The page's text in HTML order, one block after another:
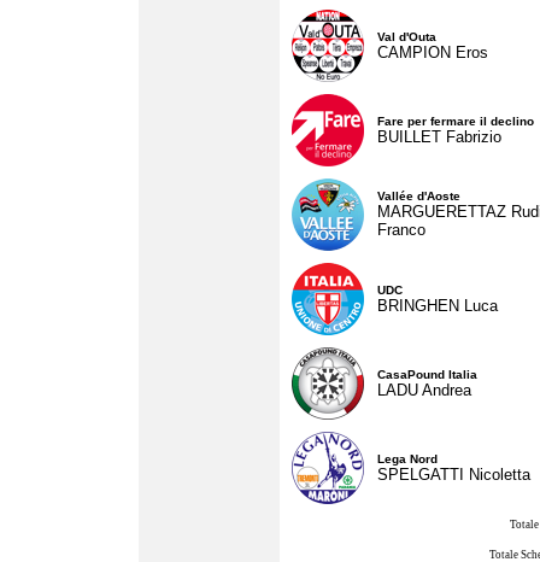
Val d'Outa
CAMPION Eros
Fare per fermare il declino
BUILLET Fabrizio
Vallée d'Aoste
MARGUERETTAZ
Franco
UDC
BRINGHEN Luca
CasaPound Italia
LADU Andrea
Lega Nord
SPELGATTI Nicoletta
Totale